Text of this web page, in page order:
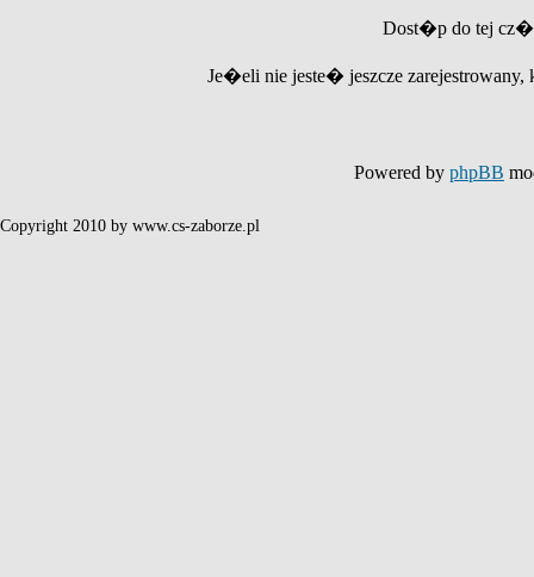
Dost�p do tej
Je�eli nie jeste� jeszcze
Powered by phpBB
Copyright 2010 by www.cs-zaborze.pl